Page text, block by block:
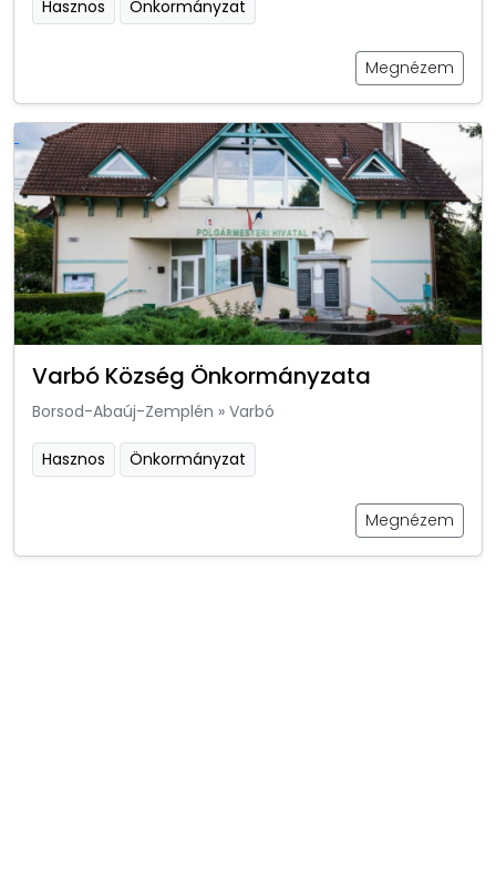
Hasznos Önkormányzat
Megnézem
Varbó Község Önkormányzata
Borsod-Abaúj-Zemplén » Varbó
Hasznos Önkormányzat
Megnézem